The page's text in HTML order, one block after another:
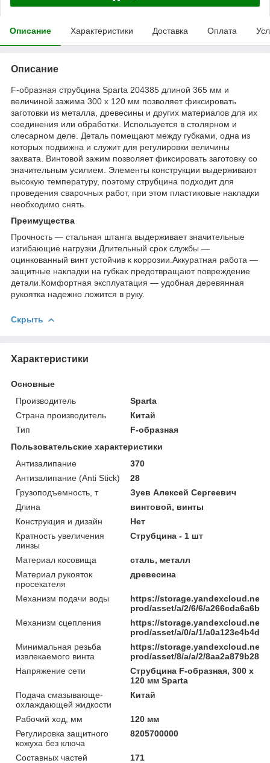
Описание Характеристики Доставка Оплата
Описание
F-образная струбцина Sparta 204385 длиной 365 мм и
величиной зажима 300 х 120 мм позволяет фиксировать
заготовки из металла, древесины и других материалов для их
соединения или обработки. Используется в столярном и
слесарном деле. Деталь помещают между губками, одна из
которых подвижна и служит для регулировки величины
захвата. Винтовой зажим позволяет фиксировать заготовку со
значительным усилием. Элементы конструкции выдерживают
высокую температуру, поэтому струбцина подходит для
проведения сварочных работ, при этом пластиковые накладки
необходимо снять.
Преимущества
Прочность — стальная штанга выдерживает значительные
изгибающие нагрузки.Длительный срок службы —
оцинкованный винт устойчив к коррозии.Аккуратная работа —
защитные накладки на губках предотвращают повреждение
детали.Комфортная эксплуатация — удобная деревянная
рукоятка надежно ложится в руку.
Скрыть
Характеристики
Основные
Производитель
Sparta
Страна производитель
Китай
Тип
F-образная
Пользовательские характеристики
Антизалипание
370
Антизалипание (Anti Stick)
28
Грузоподъемность, т
Зуев Алексей Сергеевич
Длина
винтовой, винты
Конструкция и дизайн
Нет
Кратность увеличения
линзы
Струбцина - 1 шт
Материал косовища
сталь, металл
Материал рукояток
просекателя
древесина
Механизм подачи воды
https://storage.yandexcloud.net/
prod/asset/a/2/6/6/
Механизм сцепления
https://storage.yandexcloud.net/
prod/asset/a/0/a/1/
Минимальная резьба
извлекаемого винта
https://storage.yandexcloud.net/
prod/asset/8/a/a/2/
Напряжение сети
Струбцина F-образная, 300 х
120 мм Sparta
Подача смазывающе-
охлаждающей жидкости
Китай
Рабочий ход, мм
120 мм
Регулировка защитного
кожуха без ключа
8205700000
Составных частей
171